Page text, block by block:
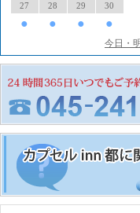
27
●
28
●
29
●
30
●
今日・